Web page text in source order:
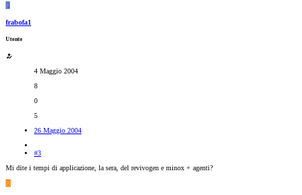
F
frabofa1
Utente
4 Maggio 2004
8
0
5
26 Maggio 2004
#3
Mi dite i tempi di applicazione, la sera, del revivogen e minox + agenti?
B